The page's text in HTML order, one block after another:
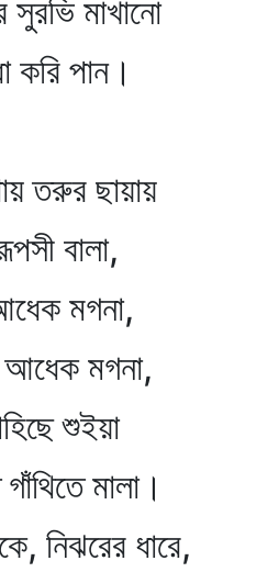
মাখানো
পান।
তরুর ছায়ায়
বালা,
মগনা,
মগনা,
শুইয়া
মালা।
নিঝরের ধারে,